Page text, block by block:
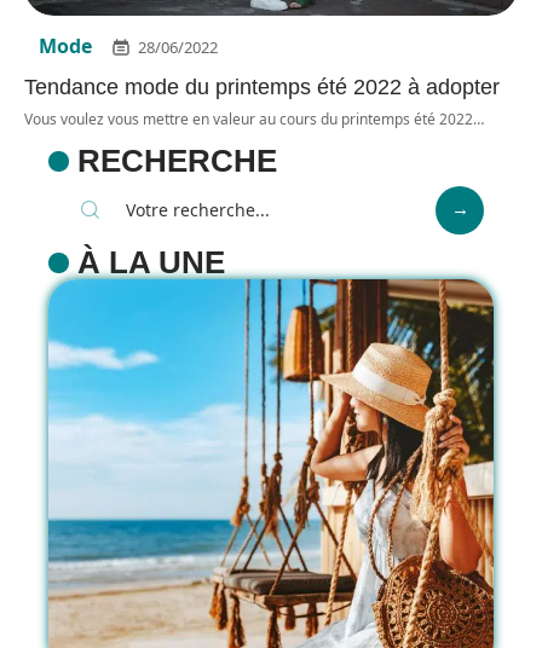
Mode 28/06/2022
Tendance mode du printemps été 2022 à adopter
Vous voulez vous mettre en valeur au cours du printemps été 2022…
RECHERCHE
À LA UNE